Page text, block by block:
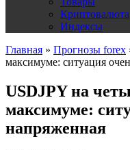
Криптовалюта
Индексы
Главная » Прогнозы forex
максимуме: ситуация
USDJPY на
максимуме:
напряженная